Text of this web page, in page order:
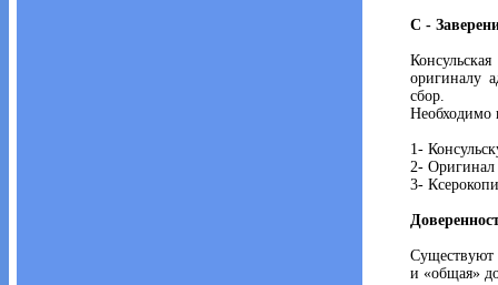
C -
оригиналу
сбор.
Необходимо
1-
2- Оригинал
3-
Существуют
и «общая»